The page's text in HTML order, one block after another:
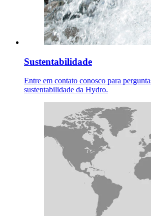
Sustentabilidade
Entre em contato conosco para
sustentabilidade da Hydro.